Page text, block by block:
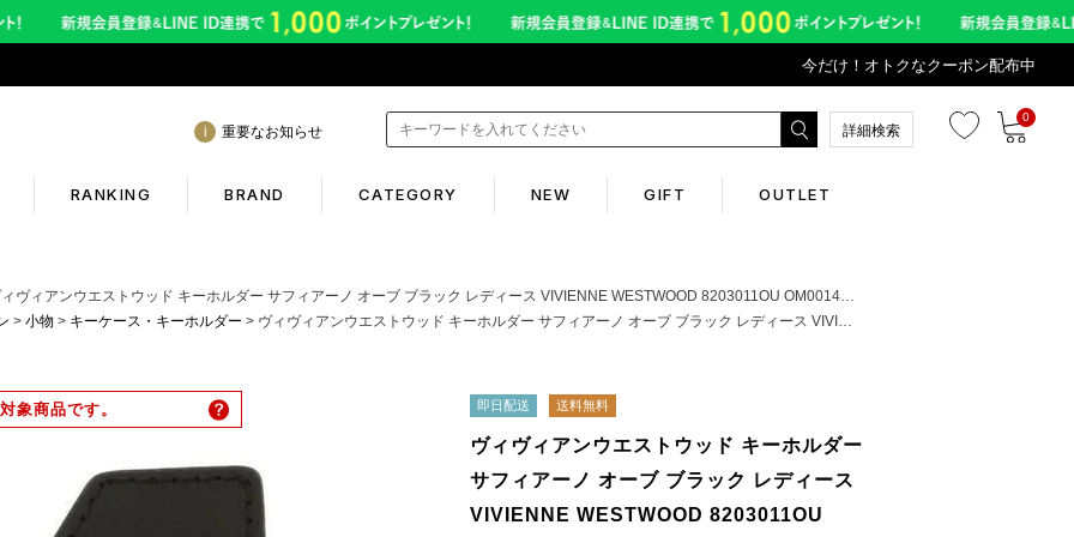
今だけ！オトクなクーポン配布中
重要なお知らせ 詳細検索
0
RANKING BRAND CATEGORY NEW GIFT OUTLET
本地震に伴う配送のご案内
ビス内容変更のお知らせ
へのご注意
Shopping guide Corporate
ヴィアンウエストウッド キーホルダー サフィアーノ オーブ ブラック レディース VIVIENNE WESTWOOD 8203011OU OM0014 N401
小物 キーケース・キーホルダー ヴィヴィアンウエストウッド キーホルダー サフィアーノ オーブ ブラック レディース VIVIENNE WESTWOOD 8203011OU OM0014 N401
象商品です。 即日配送 送料無料
ヴィヴィアンウエストウッド キーホルダー
サフィアーノ オーブ ブラック レディース
VIVIENNE WESTWOOD 8203011OU